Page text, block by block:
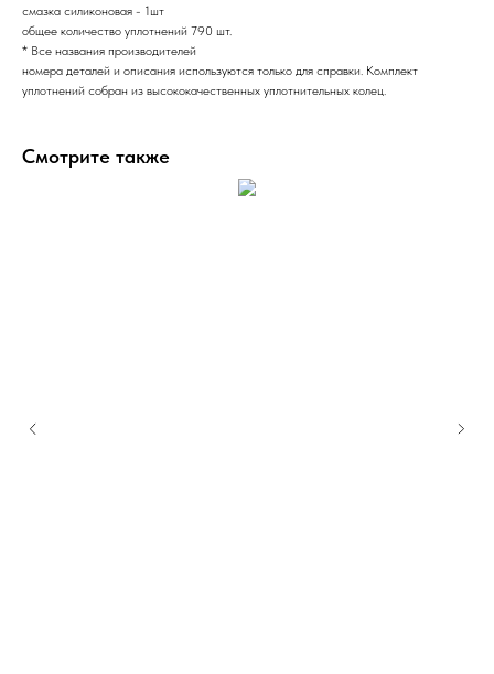
смазка силиконовая - 1шт
общее количество уплотнений 790 шт.
* Все названия производителей
номера деталей и описания используются только для справки. Комплект
уплотнений собран из высококачественных уплотнительных колец.
Смотрите также